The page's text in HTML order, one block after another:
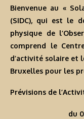
Bienvenue au «
(SIDC), qui est le
physique de
comprend le
d’activité solaire et
Bruxelles pour les
Prévisions de
du